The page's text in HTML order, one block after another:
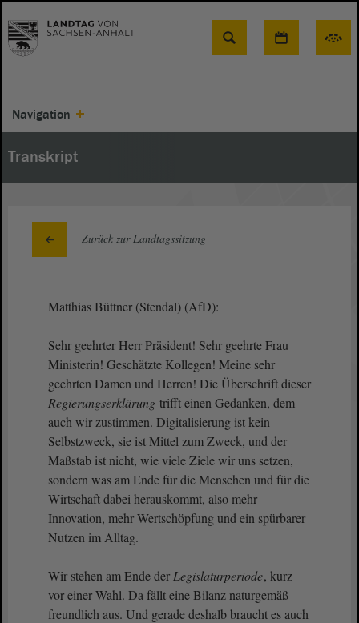
Suche
Navigation
Transkript
Zurück zur Landtagssitzung
Matthias Büttner (Stendal) (AfD):
Sehr geehrter Herr Präsident! Sehr geehrte Frau
Ministerin! Geschätzte Kollegen! Meine sehr
geehrten Damen und Herren! Die Überschrift dieser
Regierungserklärung trifft einen Gedanken, dem
auch wir zustimmen. Digitalisierung ist kein
Selbstzweck, sie ist Mittel zum Zweck, und der
Maßstab ist nicht, wie viele Ziele wir uns setzen,
sondern was am Ende für die Menschen und für die
Wirtschaft dabei herauskommt, also mehr
Innovation, mehr Wertschöpfung und ein spürbarer
Nutzen im Alltag.
Wir stehen am Ende der Legislaturperiode, kurz
vor einer Wahl. Da fällt eine Bilanz naturgemäß
freundlich aus. Und gerade deshalb braucht es auch